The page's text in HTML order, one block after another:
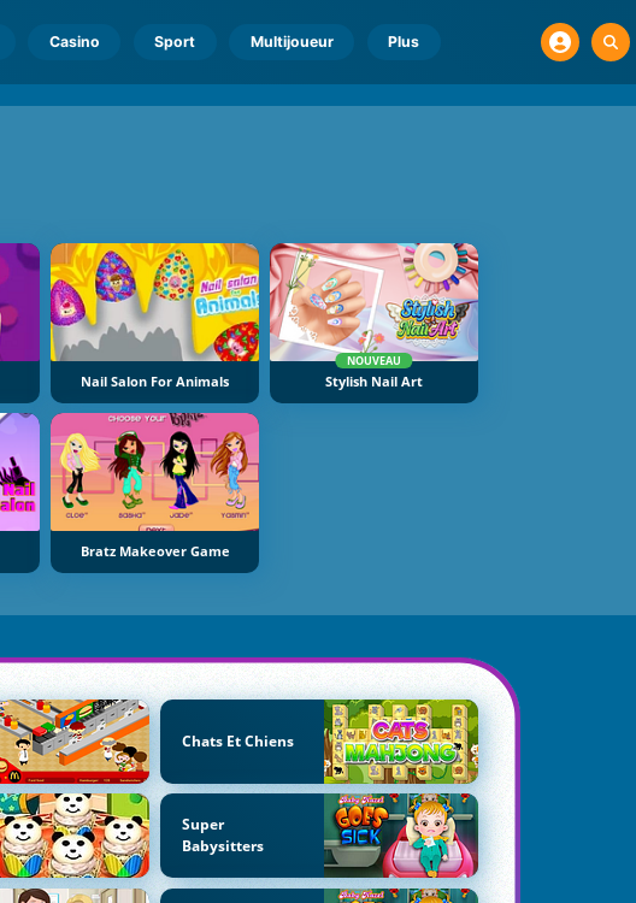
Casino Sport Multijoueur Plus
Nail Salon For Animals
NOUVEAU
Stylish Nail Art
Bratz Makeover Game
Chats Et Chiens
Super
Babysitters